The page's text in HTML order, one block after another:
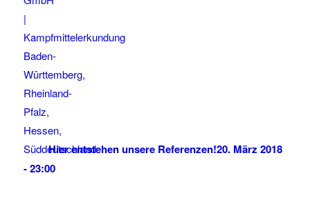
Hier entstehen unsere Referenzen!20. März 2018
- 23:00